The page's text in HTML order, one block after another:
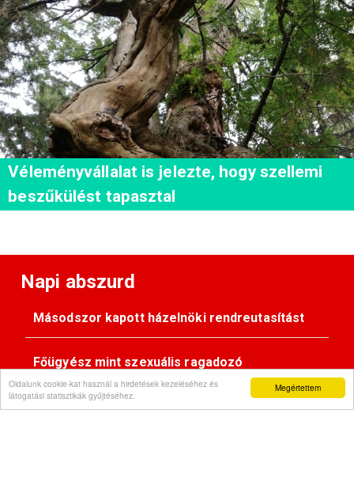
Megértettem
Oldalunk cookie-kat használ a hirdetések kezeléséhez és
látogatási statisztikák gyűjtéséhez.
Véleményvállalat is jelezte, hogy szellemi
beszűkülést tapasztal
Napi abszurd
Másodszor kapott házelnöki rendreutasítást
Főügyész mint szexuális ragadozó
Pimasz önkényúr